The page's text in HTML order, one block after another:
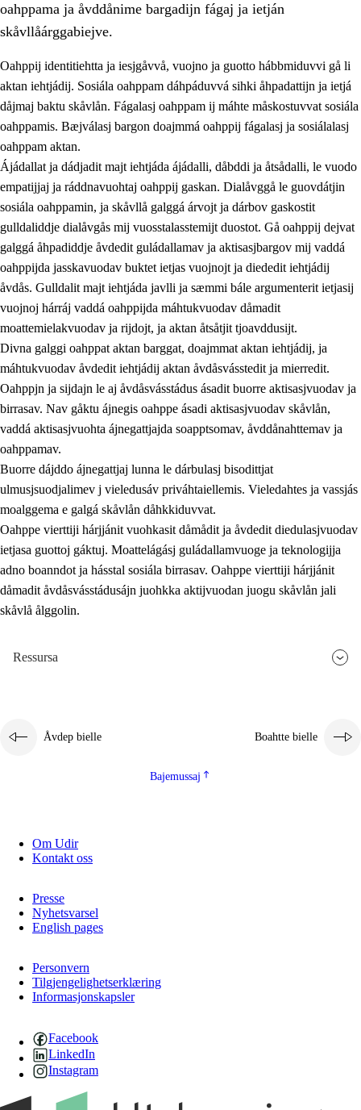
2. Prinsihpa oahppama, åvddånahttema ja ávddama hárráj
2.1 Sosiála oahppam ja åvddånibme
2.2 Máhtudahka fágáj hárráj
2.3 Vuodulasj tjehpudagá
2.4 Oahppat oahppat
Doaresfágalasj tiemá
oahppama ja åvddånime bargadijn fágaj ja ietján
skåvllåárggabiejve.
Oahppij identitiehtta ja iesjgåvvå, vuojno ja guotto hábbmiduvvi gå li
aktan iehtjádij. Sosiála oahppam dáhpáduvvá sihki åhpadattijn ja ietjá
dåjmaj baktu skåvlån. Fágalasj oahppam ij máhte måskostuvvat sosiála
oahppamis. Bæjválasj bargon doajmmá oahppij fágalasj ja sosiálalasj
oahppam aktan.
Ájádallat ja dádjadit majt iehtjáda ájádalli, dåbddi ja åtsådalli, le vuodo
empatijjaj ja ráddnavuohtaj oahppij gaskan. Dialåvggå le guovdátjin
sosiála oahppamin, ja skåvllå galggá árvojt ja dárbov gaskostit
gulldaliddje dialåvgås mij vuosstalasstemijt duostot. Gå oahppij dejvat
galggá åhpadiddje åvdedit guládallamav ja aktisasjbargov mij vaddá
oahppijda jasskavuodav buktet ietjas vuojnojt ja diededit iehtjádij
åvdås. Gulldalit majt iehtjáda javlli ja sæmmi bále argumenterit ietjasij
vuojnoj hárráj vaddá oahppijda máhtukvuodav dåmadit
moattemielakvuodav ja rijdojt, ja aktan åtsåtjit tjoavddusijt.
Divna galggi oahppat aktan barggat, doajmmat aktan iehtjádij, ja
máhtukvuodav åvdedit iehtjádij aktan åvdåsvásstedit ja mierredit.
Oahppjn ja sijdajn le aj åvdåsvásstádus ásadit buorre aktisasjvuodav ja
birrasav. Nav gåktu ájnegis oahppe ásadi aktisasjvuodav skåvlån,
vaddá aktisasjvuohta ájnegattjajda soapptsomav, åvddånahttemav ja
oahppamav.
Buorre dájddo ájnegattjaj lunna le dárbulasj bisodittjat
ulmusjsuodjalimev j vieledusáv priváhtaiellemis. Vieledahtes ja vassjás
moalggema e galgá skåvlån dåhkkiduvvat.
Oahppe vierttiji hárjjánit vuohkasit dåmådit ja åvdedit diedulasjvuodav
ietjasa guottoj gáktuj. Moattelágásj guládallamvuoge ja teknologijja
adno boanndot ja hásstal sosiála birrasav. Oahppe vierttiji hárjjánit
dåmadit åvdåsvásstádusájn juohkka aktijvuodan juogu skåvlån jali
skåvlå ålggolin.
Ressursa
Åvdep bielle Boahtte bielle
Bajemussaj
Om Udir
Kontakt oss
Presse
Nyhetsvarsel
English pages
Personvern
Tilgjengelighetserklæring
Informasjonskapsler
Facebook
LinkedIn
Instagram